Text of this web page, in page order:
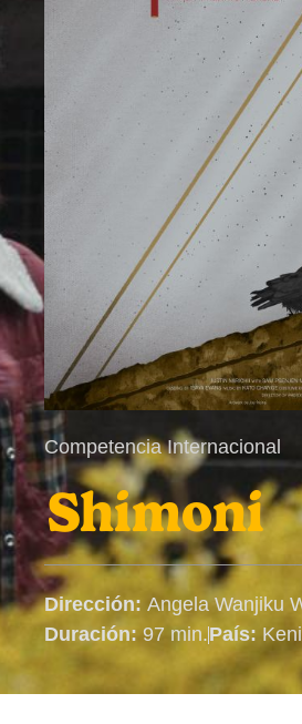
Competencia Internacional
Shimoni
Dirección: Angela Wanjiku
Duración: 97 min.País: